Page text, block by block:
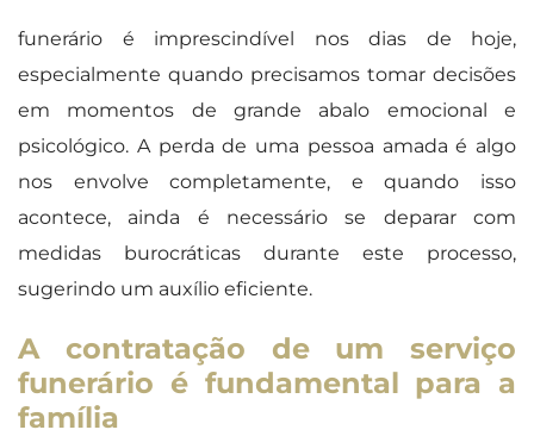
funerário é imprescindível nos dias de hoje,
especialmente quando precisamos tomar decisões
em momentos de grande abalo emocional e
psicológico. A perda de uma pessoa amada é algo
nos envolve completamente, e quando isso
acontece, ainda é necessário se deparar com
medidas burocráticas durante este processo,
sugerindo um auxílio eficiente.
A contratação de um serviço
funerário é fundamental para a
família